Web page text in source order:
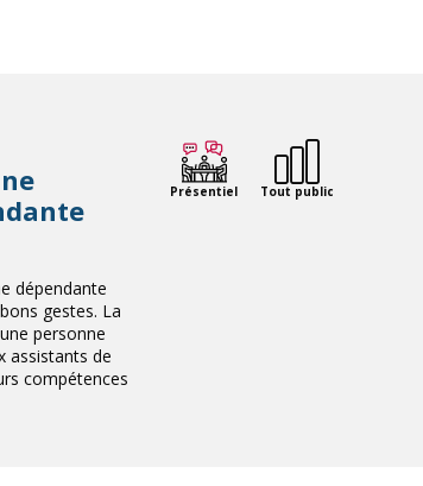
dépendante
gestes. La
personne
assistants de
compétences
Présentiel Tout public